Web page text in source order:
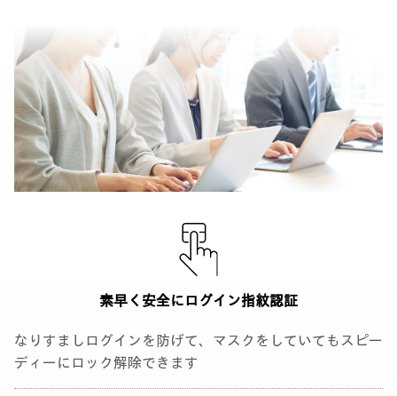
素早く安全にログイン指紋認証
なりすましログインを防げて、マスクをしていてもスピー
ディーにロック解除できます